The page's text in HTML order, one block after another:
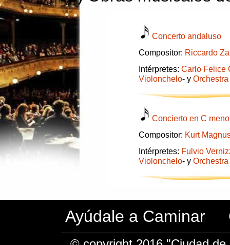
Concerto andaluso
Compositor: Riccardo
Intérpretes: Carlo Felice
Violonchelo- y
Concierto en C
Compositor: Kurt
Intérpretes: Fulvio
Violonchelo- y
Ayúdale a Caminar